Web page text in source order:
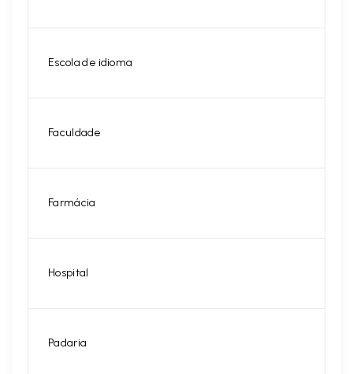
Escola de idioma
Faculdade
Farmácia
Hospital
Padaria